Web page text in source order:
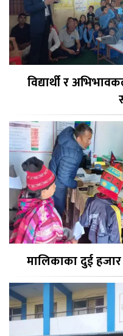
विद्यार्थी र
मालिकाका दुई हजार